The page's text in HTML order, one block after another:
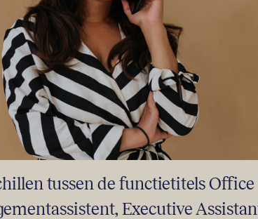
tussen de functietitels Office
Executive